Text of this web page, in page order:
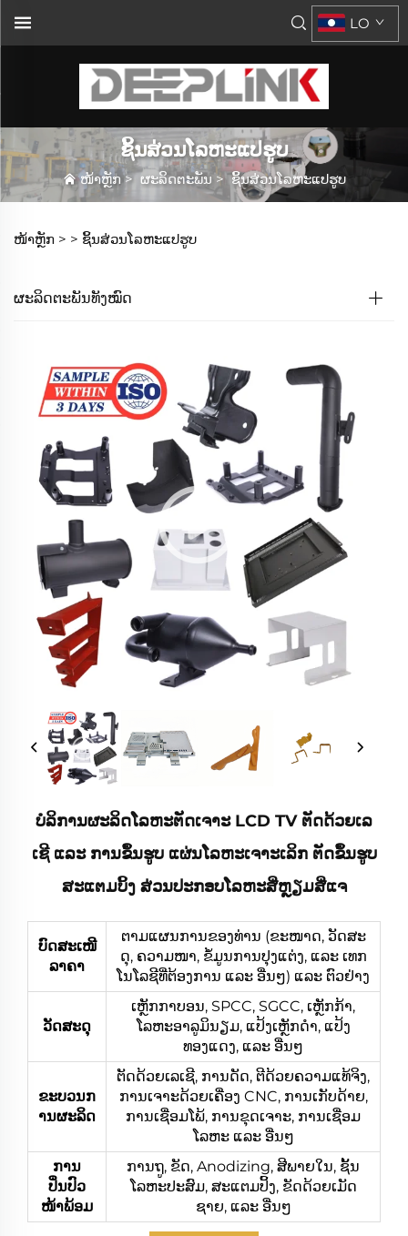
LO
ຊິ້ນສ່ວນໂລຫະແປຮູບ
ໜ້າຫຼັກ> ຜະລິດຕະພັນ >ຊິ້ນສ່ວນໂລຫະແປຮູບ
ໜ້າຫຼັກ > > ຊິ້ນສ່ວນໂລຫະແປຮູບ
ຜະລິດຕະພັນທັງໝົດ
ບໍລິການຜະລິດໂລຫະຕັດເຈາະ LCD TV ຕັດດ້ວຍເລ
ເຊີ ແລະ ການຂຶ້ນຮູບ ແຜ່ນໂລຫະເຈາະເລິກ ຕັດຂຶ້ນຮູບ
ສະແຕມບິ້ງ ສ່ວນປະກອບໂລຫະສີ່ຫຼຽມສີ່ແຈ
ບົດສະເໜີ
ລາຄາ
ຕາມແຜນການຂອງທ່ານ (ຂະໜາດ, ວັດສະ
ດຸ, ຄວາມໜາ, ຂໍ້ມູນການປຸງແຕ່ງ, ແລະ ເທກ
ໂນໂລຊີທີ່ຕ້ອງການ ແລະ ອື່ນໆ) ແລະ ຕົວຢ່າງ
ວັດສະດຸ
ເຫຼັກກາບອນ, SPCC, SGCC, ເຫຼັກກ້າ,
ໂລຫະອາລູມິນຽມ, ແປ້ງເຫຼັກດຳ, ແປ້ງ
ທອງແດງ, ແລະ ອື່ນໆ
ຂະບວນກ
ານຜະລິດ
ຕັດດ້ວຍເລເຊີ, ການດັດ, ຕີດ້ວຍຄວາມແທ້ຈິງ,
ການເຈາະດ້ວຍເຄື່ອງ CNC, ການເກັບດ້າຍ,
ການເຊື່ອມໂພ້, ການຂຸດເຈາະ, ການເຊື່ອມ
ໂລຫະ ແລະ ອື່ນໆ
ການ
ປິ່ນປົວ
ໜ້າພ້ອມ
ການຖູ, ຂັດ, Anodizing, ສີພາຍໃນ, ຊັ້ນ
ໂລຫະປະສົມ, ສະແຕມປິ້ງ, ຂັດດ້ວຍເມັດ
ຊາຍ, ແລະ ອື່ນໆ